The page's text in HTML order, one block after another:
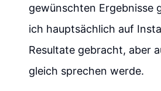
gewünschten Ergebnisse
ich hauptsächlich auf
Resultate gebracht, aber
gleich sprechen werde.